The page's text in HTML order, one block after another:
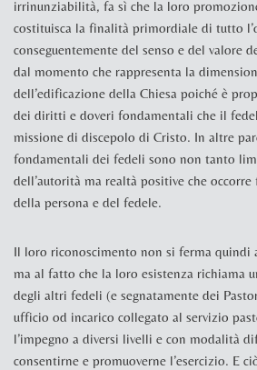
irrinunziabilità, fa sì che la loro
costituisca la finalità primordiale di tutto
conseguentemente del senso e del valore
dal momento che rappresenta la
dell’edificazione della Chiesa poiché è
dei diritti e doveri fondamentali che il
missione di discepolo di Cristo. In altre
fondamentali dei fedeli sono non tanto
dell’autorità ma realtà positive che occorre
della persona e del fedele.
Il loro riconoscimento non si ferma quindi
ma al fatto che la loro esistenza richiama
degli altri fedeli (e segnatamente dei
ufficio od incarico collegato al servizio
l’impegno a diversi livelli e con modalità
consentirne e promuoverne l’esercizio. E